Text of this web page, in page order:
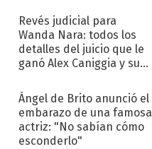
Revés judicial para
Wanda Nara: todos los
detalles del juicio que le
ganó Alex Caniggia y sus
Ángel de Brito anunció el
embarazo de una famosa
actriz: "No sabían cómo
esconderlo"